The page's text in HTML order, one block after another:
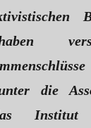
die
das